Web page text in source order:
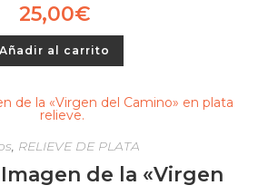
25,00€
Añadir al carrito
, RELIEVE DE PLATA
de la «Virgen